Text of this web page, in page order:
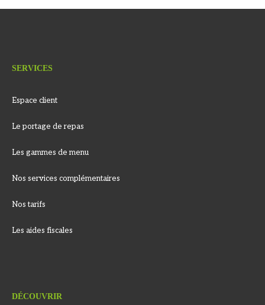
SERVICES
Espace client
Le portage de repas
Les gammes de menu
Nos services complémentaires
Nos tarifs
Les aides fiscales
DÉCOUVRIR